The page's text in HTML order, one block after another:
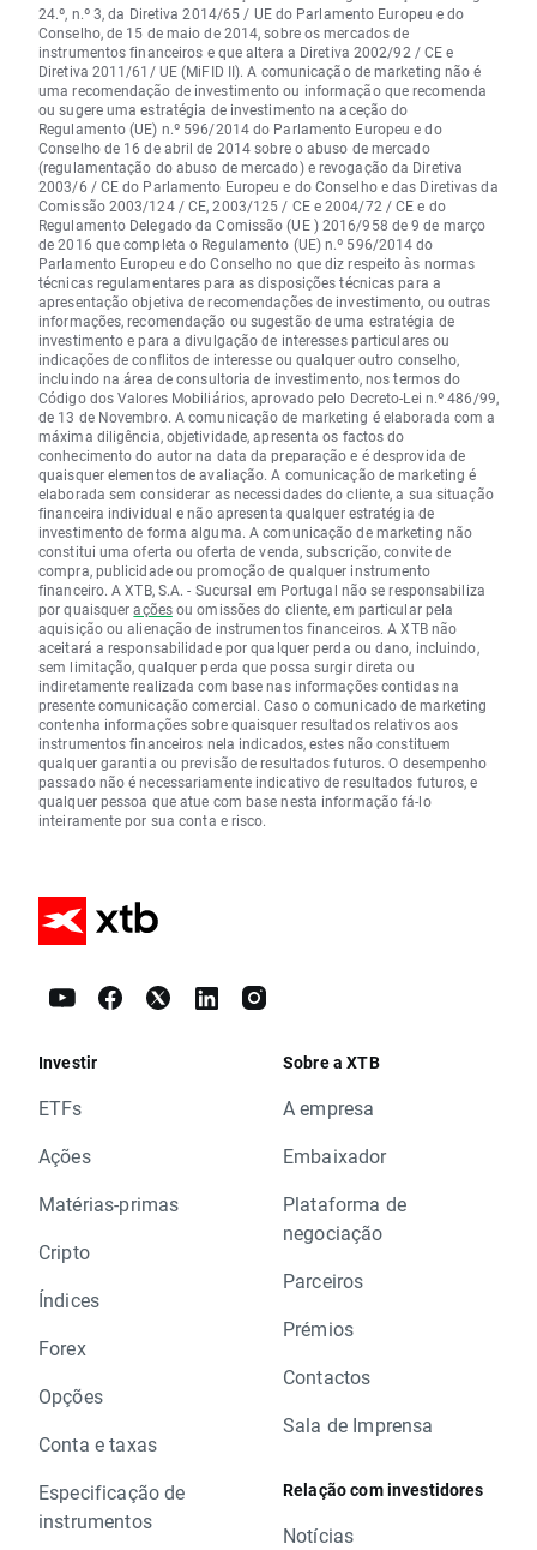
24.º, n.º 3, da Diretiva 2014/65 / UE do Parlamento Europeu e do
Conselho, de 15 de maio de 2014, sobre os mercados de
instrumentos financeiros e que altera a Diretiva 2002/92 / CE e
Diretiva 2011/61/ UE (MiFID II). A comunicação de marketing não é
uma recomendação de investimento ou informação que recomenda
ou sugere uma estratégia de investimento na aceção do
Regulamento (UE) n.º 596/2014 do Parlamento Europeu e do
Conselho de 16 de abril de 2014 sobre o abuso de mercado
(regulamentação do abuso de mercado) e revogação da Diretiva
2003/6 / CE do Parlamento Europeu e do Conselho e das Diretivas da
Comissão 2003/124 / CE, 2003/125 / CE e 2004/72 / CE e do
Regulamento Delegado da Comissão (UE ) 2016/958 de 9 de março
de 2016 que completa o Regulamento (UE) n.º 596/2014 do
Parlamento Europeu e do Conselho no que diz respeito às normas
técnicas regulamentares para as disposições técnicas para a
apresentação objetiva de recomendações de investimento, ou outras
informações, recomendação ou sugestão de uma estratégia de
investimento e para a divulgação de interesses particulares ou
indicações de conflitos de interesse ou qualquer outro conselho,
incluindo na área de consultoria de investimento, nos termos do
Código dos Valores Mobiliários, aprovado pelo Decreto-Lei n.º 486/99,
de 13 de Novembro. A comunicação de marketing é elaborada com a
máxima diligência, objetividade, apresenta os factos do
conhecimento do autor na data da preparação e é desprovida de
quaisquer elementos de avaliação. A comunicação de marketing é
elaborada sem considerar as necessidades do cliente, a sua situação
financeira individual e não apresenta qualquer estratégia de
investimento de forma alguma. A comunicação de marketing não
constitui uma oferta ou oferta de venda, subscrição, convite de
compra, publicidade ou promoção de qualquer instrumento
financeiro. A XTB, S.A. - Sucursal em Portugal não se responsabiliza
por quaisqueraçõesou omissões do cliente, em particular pela
aquisição ou alienação de instrumentos financeiros. A XTB não
aceitará a responsabilidade por qualquer perda ou dano, incluindo,
sem limitação, qualquer perda que possa surgir direta ou
indiretamente realizada com base nas informações contidas na
presente comunicação comercial. Caso o comunicado de marketing
contenha informações sobre quaisquer resultados relativos aos
instrumentos financeiros nela indicados, estes não constituem
qualquer garantia ou previsão de resultados futuros. O desempenho
passado não é necessariamente indicativo de resultados futuros, e
qualquer pessoa que atue com base nesta informação fá-lo
inteiramente por sua conta e risco.
Investir
ETFs
Ações
Matérias-primas
Cripto
Índices
Forex
Opções
Conta e taxas
Especificação de
instrumentos
Sobre a XTB
A empresa
Embaixador
Plataforma de
negociação
Parceiros
Prémios
Contactos
Sala de Imprensa
Relação com investidores
Notícias